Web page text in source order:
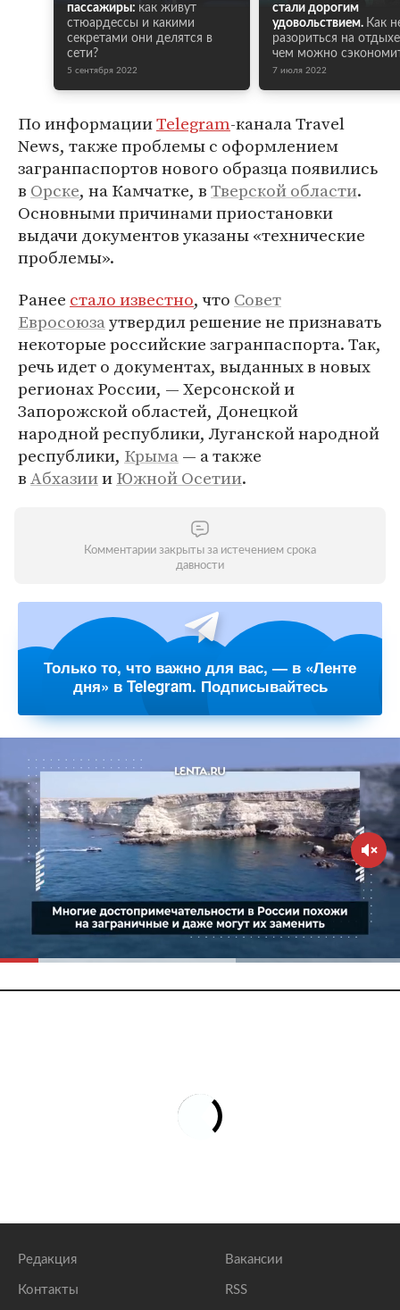
пассажиры: как живут
стюардессы и какими
секретами они делятся в
сети?
5 сентября 2022
стали дорогим
удовольствием. Как
разориться на
чем можно
7 июля 2022
По информацииTelegram-канала Travel
News, также проблемы с оформлением
загранпаспортов нового образца появились
в Орске, на Камчатке, вТверской области.
Основными причинами приостановки
выдачи документов указаны «технические
проблемы».
Ранее стало известно, что Совет
Евросоюзаутвердил решение не признавать
некоторые российские загранпаспорта. Так,
речь идет о документах, выданных в новых
регионах России, — Херсонской и
Запорожской областей, Донецкой
народной республики, Луганской народной
республики, Крыма— а также
вАбхазиииЮжной Осетии.
Комментарии закрыты за истечением срока
давности
Только то, что важно для вас, — в «Ленте
дня» в Telegram. Подписывайтесь
Редакция
Контакты
Вакансии
RSS